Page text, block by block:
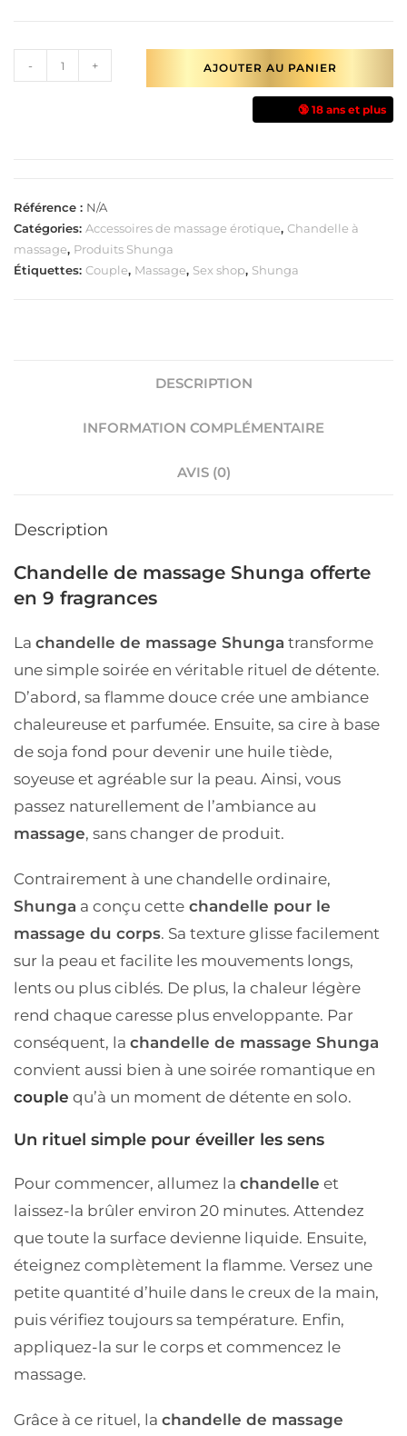
- + AJOUTER AU PANIER
🔞 18 ans et plus
Référence : N/A
Catégories: Accessoires de massage érotique, Chandelle à
massage, Produits Shunga
Étiquettes: Couple, Massage, Sex shop, Shunga
DESCRIPTION
INFORMATION COMPLÉMENTAIRE
AVIS (0)
Description
Chandelle de massage Shunga offerte
en 9 fragrances
La chandelle de massage Shunga transforme
une simple soirée en véritable rituel de détente.
D’abord, sa flamme douce crée une ambiance
chaleureuse et parfumée. Ensuite, sa cire à base
de soja fond pour devenir une huile tiède,
soyeuse et agréable sur la peau. Ainsi, vous
passez naturellement de l’ambiance au
massage, sans changer de produit.
Contrairement à une chandelle ordinaire,
Shunga a conçu cette chandelle pour le
massage du corps. Sa texture glisse facilement
sur la peau et facilite les mouvements longs,
lents ou plus ciblés. De plus, la chaleur légère
rend chaque caresse plus enveloppante. Par
conséquent, la chandelle de massage Shunga
convient aussi bien à une soirée romantique en
couple qu’à un moment de détente en solo.
Un rituel simple pour éveiller les sens
Pour commencer, allumez la chandelle et
laissez-la brûler environ 20 minutes. Attendez
que toute la surface devienne liquide. Ensuite,
éteignez complètement la flamme. Versez une
petite quantité d’huile dans le creux de la main,
puis vérifiez toujours sa température. Enfin,
appliquez-la sur le corps et commencez le
massage.
Grâce à ce rituel, la chandelle de massage